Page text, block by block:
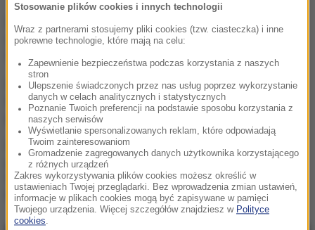
Każdego dnia ginie tam
średnio jedno dziecko.
Historyczne rozmowy w
Wenezueli. Kraj może
przejść rewolucję
Były żołnierz USA
przechodzi piekło w Rosji.
Waszyngton naciska na
Moskwę
Stosowanie plików cookies i innych technologii
Wraz z partnerami stosujemy pliki cookies (tzw. ciasteczka) i inne
pokrewne technologie, które mają na celu:
Zapewnienie bezpieczeństwa podczas korzystania z naszych
stron
Ulepszenie świadczonych przez nas usług poprzez wykorzystanie
danych w celach analitycznych i statystycznych
Poznanie Twoich preferencji na podstawie sposobu korzystania z
naszych serwisów
Wyświetlanie spersonalizowanych reklam, które odpowiadają
Twoim zainteresowaniom
Gromadzenie zagregowanych danych użytkownika korzystającego
z różnych urządzeń
Zakres wykorzystywania plików cookies możesz określić w
ustawieniach Twojej przeglądarki. Bez wprowadzenia zmian ustawień,
informacje w plikach cookies mogą być zapisywane w pamięci
Twojego urządzenia. Więcej szczegółów znajdziesz w Polityce
cookies.